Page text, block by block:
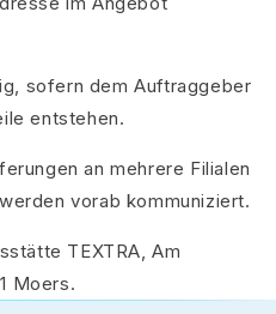
sofern dem Auftraggeber
entstehen.
an mehrere Filialen
vorab kommuniziert.
TEXTRA, Am
Moers.